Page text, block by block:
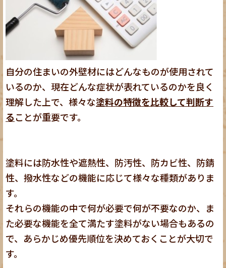
自分の住まいの外壁材にはどんなものが使用されて
いるのか、現在どんな症状が表れているのかを良く
理解した上で、様々な塗料の特徴を比較して判断す
ることが重要です。
塗料には防水性や遮熱性、防汚性、防カビ性、防錆
性、撥水性などの機能に応じて様々な種類がありま
す。
それらの機能の中で何が必要で何が不要なのか、ま
た必要な機能を全て満たす塗料がない場合もあるの
で、あらかじめ優先順位を決めておくことが大切で
す。